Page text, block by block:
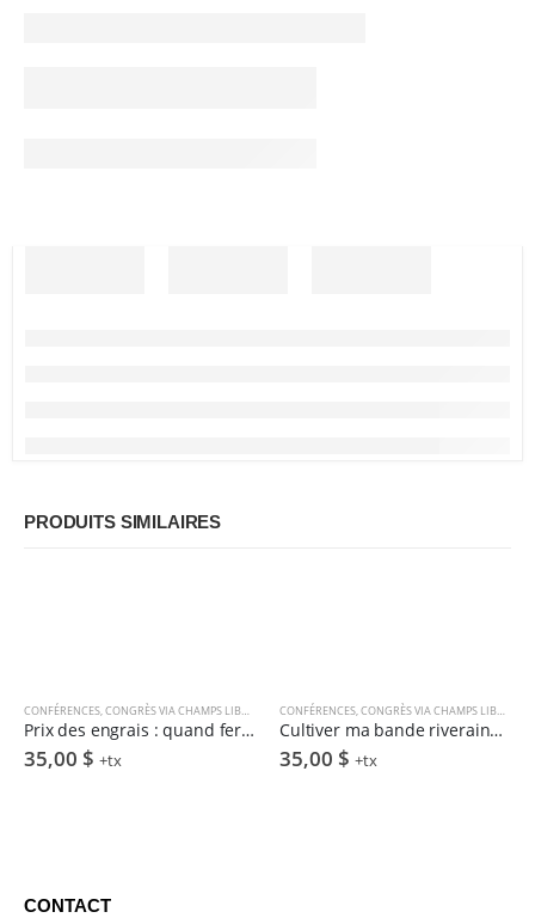
PRODUITS SIMILAIRES
CONFÉRENCES,CONGRÈS VIA CHAMPS LIBRES
Prix des engrais : quand fertilisation rime avec valori$ation – Y. Beauchemin & L. Gendron
35,00 $ +tx
CONFÉRENCES,CONGRÈS VIA CHAMPS LIBRES
Cultiver ma bande riveraine, est-ce vraiment payant ? – S. Choquette & D. Larochelle
35,00 $ +tx
CONTACT